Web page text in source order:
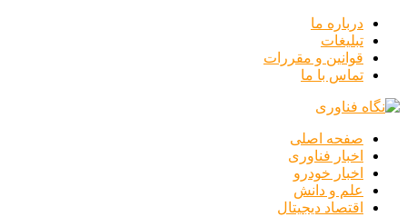
درباره ما
تبلیغات
قوانین و مقررات
تماس با ما
صفحه اصلی
اخبار فناوری
اخبار خودرو
علم و دانش
اقتصاد دیجیتال